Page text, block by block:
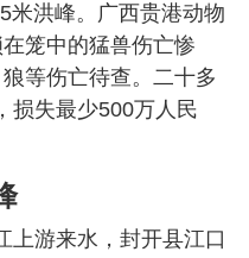
米洪峰。广西贵港动物
笼中的猛兽伤亡惨
等伤亡待查。二十多
损失最少500万人民
上游来水，封开县江口